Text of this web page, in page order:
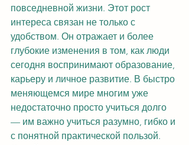
повседневной жизни. Этот рост
интереса связан не только с
удобством. Он отражает и более
глубокие изменения в том, как люди
сегодня воспринимают образование,
карьеру и личное развитие. В быстро
меняющемся мире многим уже
недостаточно просто учиться долго
— им важно учиться разумно, гибко и
с понятной практической пользой.